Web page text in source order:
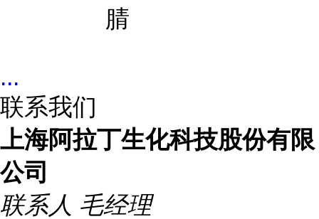
腈
...
联系我们
上海阿拉丁生化科技股份有限
公司
联系人 毛经理